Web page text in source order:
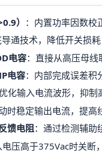
） ：内置功率因数校
导通技术，降低开关损
电容：直接从高压母
电容：内部完成误差积
化输入电流波形，抑
时稳定输出电流，提高
馈电阻：通过检测辅助
电压高于375Vac时关断